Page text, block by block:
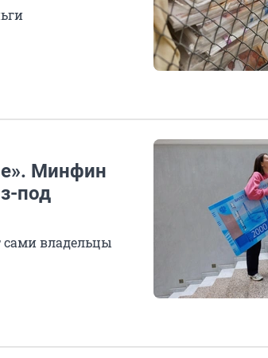
Минфин
под
сами владельцы